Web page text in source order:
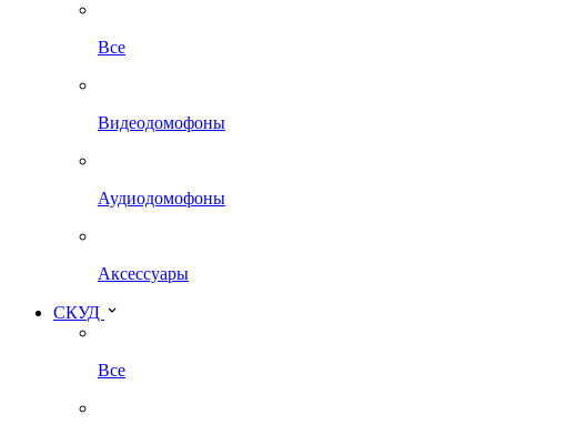
Все
Видеодомофоны
Аудиодомофоны
Аксессуары
СКУД
Все